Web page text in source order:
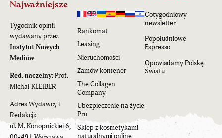
Najważniejsze
Tygodnik opinii
wydawany przez
Instytut Nowych
Mediów
Red. naczelny:Prof.
Michał KLEIBER
Adres Wydawcy i
Redakcji:
ul. M. Konopnickiej 6,
Rankomat
Leasing
Nieruchomości
Zamów kontener
The Collagen
Company
Ubezpieczenie na życie
Pru
Sklep z kosmetykami
naturalnymi online
Cotygodniowy
newsletter
Popołudniowe
Espresso
Opowiadamy Polskę
Światu